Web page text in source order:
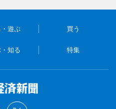
・遊ぶ 買う
知る 特集